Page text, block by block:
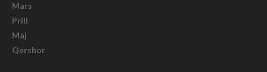
Mars
Prill
Maj
Qershor